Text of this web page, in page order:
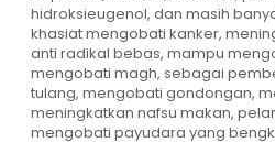
hidroksieugenol, dan masih
khasiat mengobati kanker,
anti radikal bebas, mampu
mengobati magh, sebagai
tulang, mengobati gondongan,
meningkatkan nafsu makan,
mengobati payudara yang